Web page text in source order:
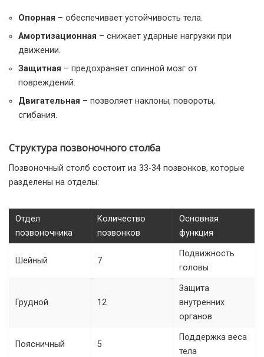
Опорная – обеспечивает устойчивость тела.
Амортизационная – снижает ударные нагрузки при
движении.
Защитная – предохраняет спинной мозг от
повреждений.
Двигательная – позволяет наклоны, повороты,
сгибания.
Структура позвоночного столба
Позвоночный столб состоит из 33-34 позвонков, которые
разделены на отделы:
Отдел
позвоночника
Количество
позвонков
Основная
функция
Шейный 7
Подвижность
головы
Грудной 12
Защита
внутренних
органов
Поясничный 5
Поддержка веса
тела